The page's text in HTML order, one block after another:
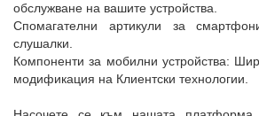
обслужване на вашите устройства.
Спомагателни артикули за
слушалки.
Компоненти за мобилни устройства:
модификация на Клиентски технологии.